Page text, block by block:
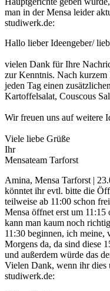
man in der Mensa leider
studiwerk.de:
Hallo lieber Ideengeber/
vielen Dank für Ihre
zur Kenntnis. Nach
jeden Tag einen
Kartoffelsalat, Couscous
Wir freuen uns auf weitere
Viele liebe Grüße
Ihr
Mensateam Tarforst
Amina, Mensa Tarforst |
könntet ihr evtl. bitte die
teilweise ab 11:00 schon
Mensa öffnet erst um 11:15
kann man kaum noch
11:30 beginnen, ich meine,
Morgens da, da sind diese
und außerdem würde das
Vielen Dank, wenn ihr dies
studiwerk.de: